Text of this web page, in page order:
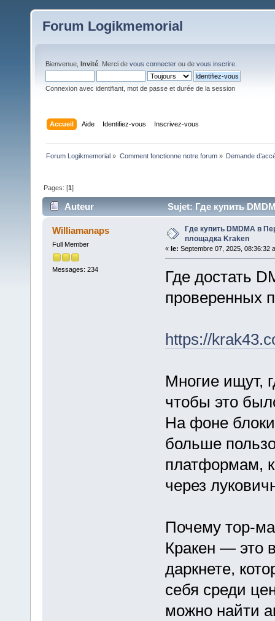
Forum Logikmemorial
Bienvenue, Invité . Merci de vous connecter ou de vous inscrire
Connexion avec identifiant, mot de passe et durée de la session
Accueil Aide Identifiez-vous Inscrivez-vous
Forum Logikmemorial » Comment fonctionne notre forum» Demande
Pages: [1]
Auteur Sujet: Где купить
Williamanaps
Full Member
Messages: 234
Где купить DMDMA в
площадка Kraken
« le: Septembre 07, 2025, 08:36:32
Где достать
проверенных
https://
Многие ищут,
чтобы это
На фоне
больше
платформам,
через
Почему тор-
Кракен — это
даркнете,
себя среди
можно найти